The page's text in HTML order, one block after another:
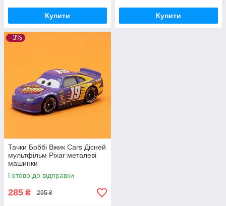
Купити Купити
–3%
Тачки Боббі Вжик Cars Дісней
мультфільм Pixar металеві
машинки
Готово до відправки
285 ₴ 295 ₴